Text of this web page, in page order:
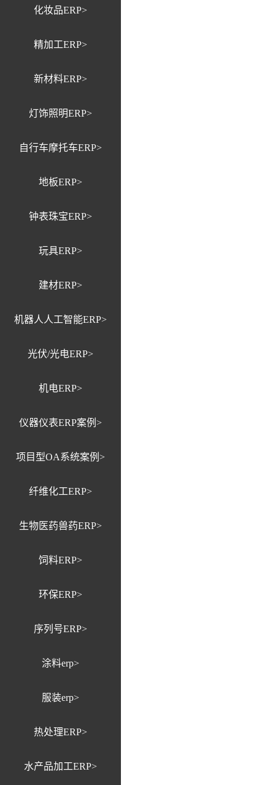
化妆品ERP>
精加工ERP>
新材料ERP>
灯饰照明ERP>
自行车摩托车ERP>
地板ERP>
钟表珠宝ERP>
玩具ERP>
建材ERP>
机器人人工智能ERP>
光伏/光电ERP>
机电ERP>
仪器仪表ERP案例>
项目型OA系统案例>
纤维化工ERP>
生物医药兽药ERP>
饲料ERP>
环保ERP>
序列号ERP>
涂料erp>
服装erp>
热处理ERP>
水产品加工ERP>